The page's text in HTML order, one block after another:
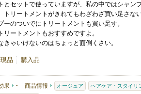
とセットで使っていますが、私の中ではシャン
トリートメントがきれてもわざわざ買い足さな
ーのついでにトリートメントも買い足す。
リートメントもおすすめですよ。
きゃいけないのはちょっと面倒くさい。
現品 購入品
果 - 商品情報 オージュア ヘアケア・スタイリ